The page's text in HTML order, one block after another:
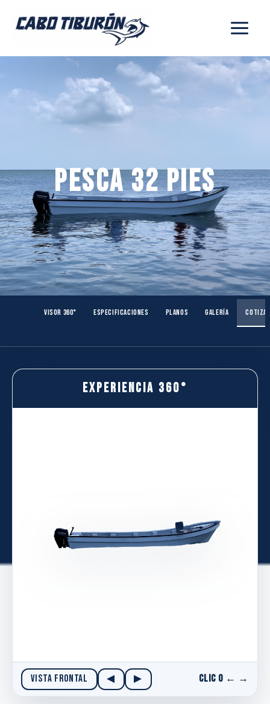
PESCA 32 PIES
VISOR 360° ESPECIFICACIONES PLANOS GALERÍA
Experiencia 360°
VISTA FRONTAL ◀ ▶ Clic o ← →